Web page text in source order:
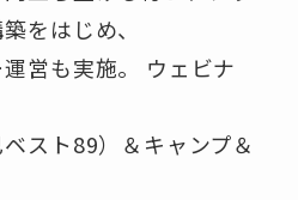
をはじめ、
営も実施。 ウェビナ
スト89）＆キャンプ＆